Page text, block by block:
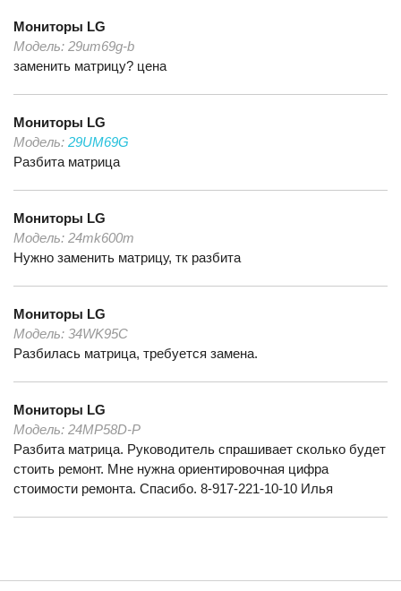
Мониторы LG
Модель: 29um69g-b
заменить матрицу? цена
Мониторы LG
Модель: 29UM69G
Разбита матрица
Мониторы LG
Модель: 24mk600m
Нужно заменить матрицу, тк разбита
Мониторы LG
Модель: 34WK95C
Разбилась матрица, требуется замена.
Мониторы LG
Модель: 24MP58D-P
Разбита матрица. Руководитель спрашивает сколько будет
стоить ремонт. Мне нужна ориентировочная цифра
стоимости ремонта. Спасибо. 8-917-221-10-10 Илья